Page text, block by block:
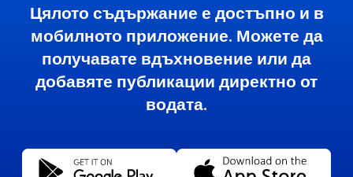
Цялото съдържание е достъпно и в
мобилното приложение. Можете да
получавате вдъхновение или да
добавяте публикации директно от
водата.